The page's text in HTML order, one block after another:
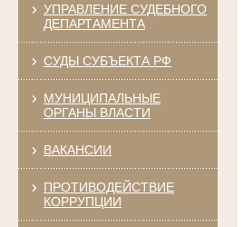
УПРАВЛЕНИЕ СУДЕБНОГО
ДЕПАРТАМЕНТА
СУДЫ СУБЪЕКТА РФ
МУНИЦИПАЛЬНЫЕ
ОРГАНЫ ВЛАСТИ
ВАКАНСИИ
ПРОТИВОДЕЙСТВИЕ
КОРРУПЦИИ